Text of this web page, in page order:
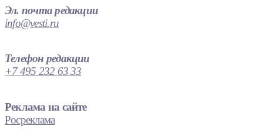
Эл. почта редакции
info@vesti.ru
Телефон редакции
+7 495 232 63 33
Реклама на сайте
Росреклама